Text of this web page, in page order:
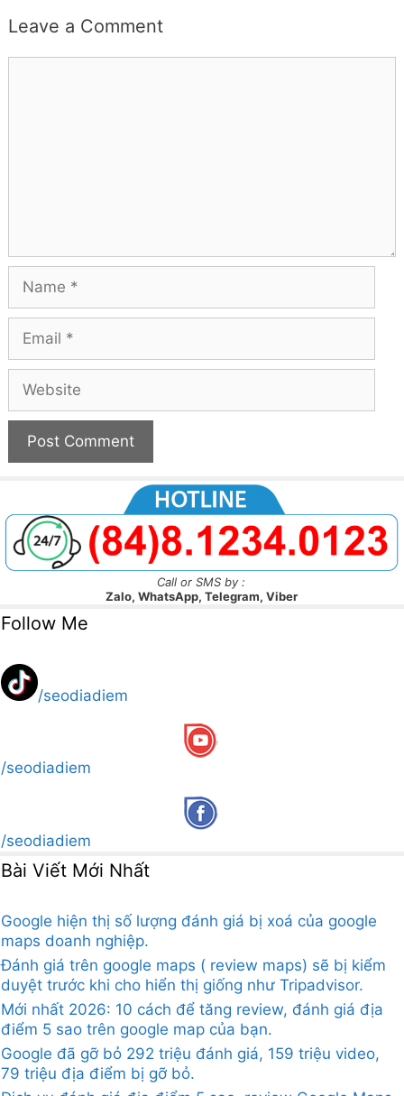
Leave a Comment
Call or SMS by :
Zalo, WhatsApp, Telegram, Viber
Follow Me
/seodiadiem
/seodiadiem
/seodiadiem
Bài Viết Mới Nhất
Google hiện thị số lượng đánh giá bị xoá của google
maps doanh nghiệp.
Đánh giá trên google maps ( review maps) sẽ bị kiểm
duyệt trước khi cho hiển thị giống như Tripadvisor.
Mới nhất 2026: 10 cách để tăng review, đánh giá địa
điểm 5 sao trên google map của bạn.
Google đã gỡ bỏ 292 triệu đánh giá, 159 triệu video,
79 triệu địa điểm bị gỡ bỏ.